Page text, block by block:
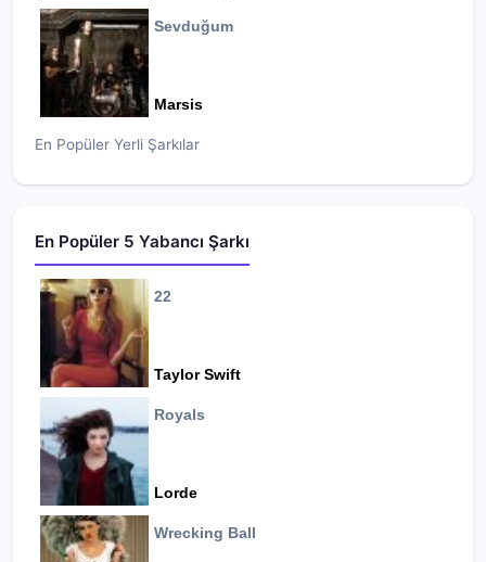
Sevduğum
Marsis
En Popüler Yerli Şarkılar
En Popüler 5 Yabancı Şarkı
22
Taylor Swift
Royals
Lorde
Wrecking Ball